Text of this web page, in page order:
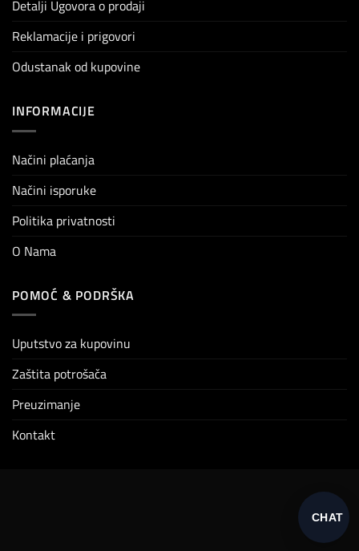
Detalji Ugovora o prodaji
Reklamacije i prigovori
Odustanak od kupovine
INFORMACIJE
Načini plaćanja
Načini isporuke
Politika privatnosti
O Nama
POMOĆ & PODRŠKA
Uputstvo za kupovinu
Zaštita potrošača
Preuzimanje
Kontakt
CHAT